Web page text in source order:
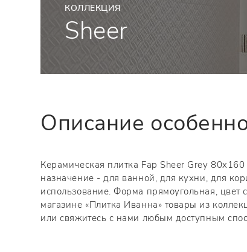
КОЛЛЕКЦИЯ
Sheer
Описание
Керамическая плитка Fap Sheer Grey
назначение - для ванной, для кухни, для
использование. Форма прямоугольная, цвет
магазине «Плитка Иванна» товары из
или свяжитесь с нами любым доступным